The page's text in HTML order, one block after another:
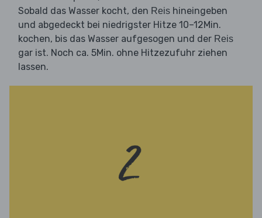
Sobald das Wasser kocht, den Reis hineingeben
und abgedeckt bei niedrigster Hitze 10–12Min.
kochen, bis das Wasser aufgesogen und der Reis
gar ist. Noch ca. 5Min. ohne Hitzezufuhr ziehen
lassen.